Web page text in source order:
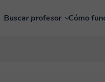
Buscar profesor Cómo